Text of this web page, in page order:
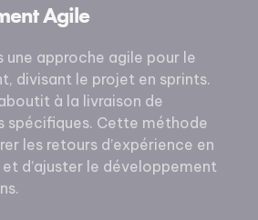
Agile
une approche agile pour le
divisant le projet en sprints.
à la livraison de
spécifiques. Cette méthode
les retours d’expérience en
d’ajuster le développement